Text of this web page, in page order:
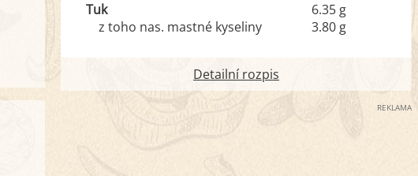
Tuk
z toho nas. mastné kyseliny
6.35 g
3.80 g
Detailní rozpis
REKLAMA